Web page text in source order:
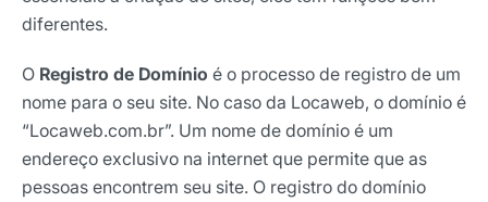
diferentes.
O Registro de Domínio é o processo de registro de um
nome para o seu site. No caso da Locaweb, o domínio é
“Locaweb.com.br”. Um nome de domínio é um
endereço exclusivo na internet que permite que as
pessoas encontrem seu site. O registro do domínio